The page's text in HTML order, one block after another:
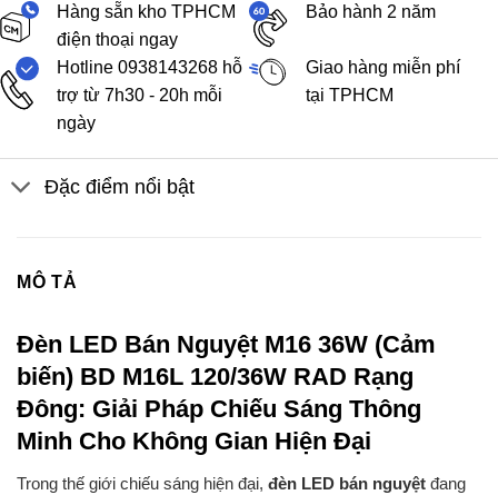
Hàng sẵn kho TPHCM
điện thoại ngay
Bảo hành 2 năm
Hotline 0938143268 hỗ
trợ từ 7h30 - 20h mỗi
ngày
Giao hàng miễn phí
tại TPHCM
Đặc điểm nổi bật
MÔ TẢ
Đèn LED Bán Nguyệt M16 36W (Cảm
biến) BD M16L 120/36W RAD Rạng
Đông: Giải Pháp Chiếu Sáng Thông
Minh Cho Không Gian Hiện Đại
Trong thế giới chiếu sáng hiện đại, đèn LED bán nguyệt đang